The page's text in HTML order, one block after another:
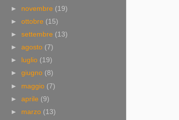
► novembre (19)
►ottobre (15)
►settembre (13)
►agosto (7)
►
luglio (19)
►giugno (8)
► maggio (7)
►aprile (9)
► marzo (13)